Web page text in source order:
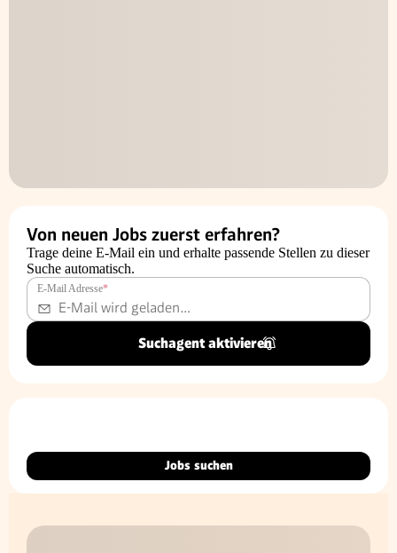
Von neuen Jobs zuerst erfahren?
Trage deine E-Mail ein und erhalte passende Stellen zu dieser
Suche automatisch.
E-Mail Adresse*
Suchagent aktivieren
Jobs suchen